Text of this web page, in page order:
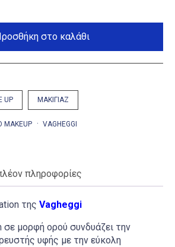
στο καλάθι
UP ΜΑΚΙΓΙΆΖ
MAKEUP VAGHEGGI
πληροφορίες
της Vagheggi
μορφή ορού συνδυάζει την
υφής με την εύκολη